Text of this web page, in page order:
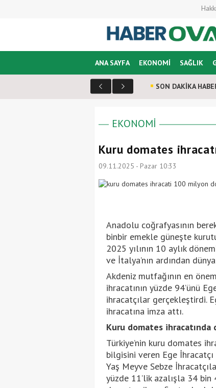
ANA SAYFA EKONOMİ SAĞLIK
SON DAKİKA
EKONOMİ
Kuru domates
09.11.2025 - Pazar 10:33
Anadolu coğrafyasının
binbir emekle güneşte
2025 yılının 10 aylık
ve İtalya’nın ardından
Akdeniz mutfağının en
ihracatının yüzde 94’ünü
ihracatçılar gerçekleştirdi.
ihracatına imza attı.
Kuru domates
Türkiye’nin kuru domates
bilgisini veren Ege
Yaş Meyve Sebze
yüzde 11’lik azalışla 34